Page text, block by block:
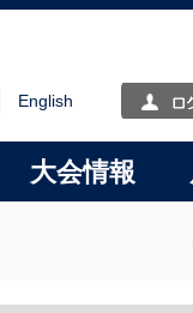
English
大会情報